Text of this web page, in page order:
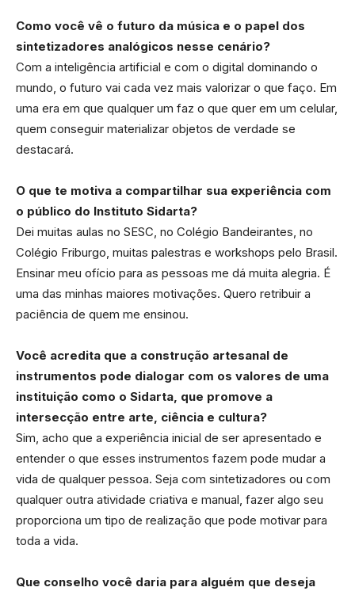
Como você vê o futuro da música e o papel dos
sintetizadores analógicos nesse cenário?
Com a inteligência artificial e com o digital dominando o
mundo, o futuro vai cada vez mais valorizar o que faço. Em
uma era em que qualquer um faz o que quer em um celular,
quem conseguir materializar objetos de verdade se
destacará.
O que te motiva a compartilhar sua experiência com
o público do Instituto Sidarta?
Dei muitas aulas no SESC, no Colégio Bandeirantes, no
Colégio Friburgo, muitas palestras e workshops pelo Brasil.
Ensinar meu ofício para as pessoas me dá muita alegria. É
uma das minhas maiores motivações. Quero retribuir a
paciência de quem me ensinou.
Você acredita que a construção artesanal de
instrumentos pode dialogar com os valores de uma
instituição como o Sidarta, que promove a
intersecção entre arte, ciência e cultura?
Sim, acho que a experiência inicial de ser apresentado e
entender o que esses instrumentos fazem pode mudar a
vida de qualquer pessoa. Seja com sintetizadores ou com
qualquer outra atividade criativa e manual, fazer algo seu
proporciona um tipo de realização que pode motivar para
toda a vida.
Que conselho você daria para alguém que deseja